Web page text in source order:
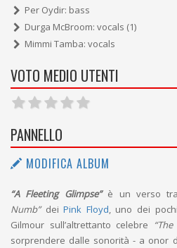
Per Oydir: bass
Durga McBroom: vocals (1)
Mimmi Tamba: vocals
VOTO MEDIO UTENTI
PANNELLO
MODIFICA ALBUM
“A Fleeting Glimpse”è un verso
Numb”deiPink Floyd, uno dei
Gilmour sull’altrettanto celebre
sorprendere dalle sonorità - a onor